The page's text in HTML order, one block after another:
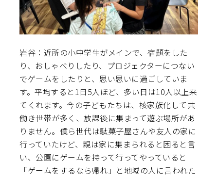
岩谷：近所の小中学生がメインで、宿題をした
り、おしゃべりしたり、プロジェクターにつない
でゲームをしたりと、思い思いに過ごしていま
す。平均すると1日5人ほど、多い日は10人以上来
てくれます。今の子どもたちは、核家族化して共
働き世帯が多く、放課後に集まって遊ぶ場所があ
りません。僕ら世代は駄菓子屋さんや友人の家に
行っていたけど、親は家に集まられると困ると言
い、公園にゲームを持って行ってやっていると
「ゲームをするなら帰れ」と地域の人に言われた